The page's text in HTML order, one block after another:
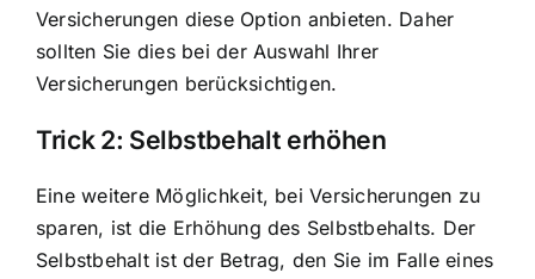
Versicherungen diese Option anbieten. Daher
sollten Sie dies bei der Auswahl Ihrer
Versicherungen berücksichtigen.
Trick 2: Selbstbehalt erhöhen
Eine weitere Möglichkeit, bei Versicherungen zu
sparen, ist die Erhöhung des Selbstbehalts. Der
Selbstbehalt ist der Betrag, den Sie im Falle eines